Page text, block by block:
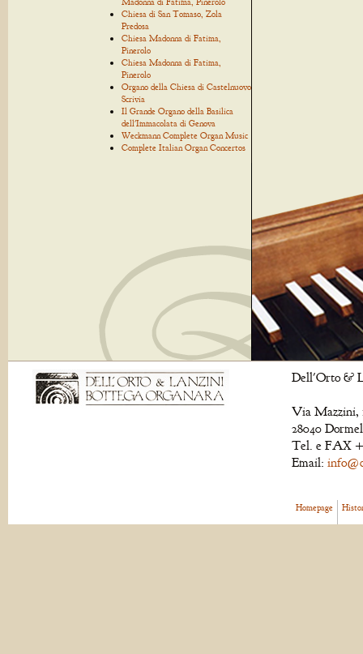
Chiesa di San Tomaso, Zola
Predosa
Chiesa Madonna di Fatima,
Pinerolo
Chiesa Madonna di Fatima,
Pinerolo
Organo della Chiesa di Castelnuovo
Scrivia
Il Grande Organo della Basilica
dell'Immacolata di Genova
Weckmann Complete Organ Music
Complete Italian Organ Concertos
Dell'Orto &
Via Mazzini,
28040
Tel. e FAX
Email:
Homepage